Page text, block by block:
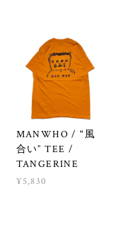
MANWHO / "風
合い” TEE /
TANGERINE
¥5,830